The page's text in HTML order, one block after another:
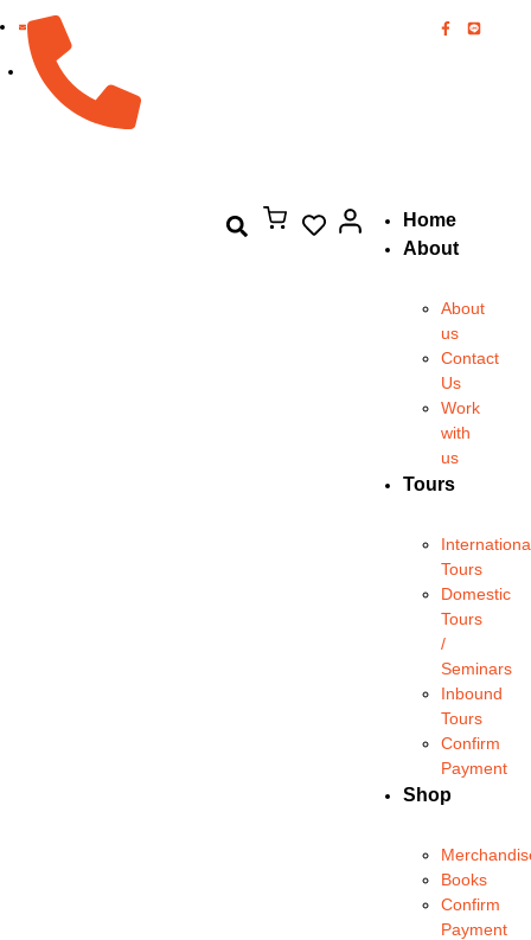
Home
About
About
us
Contact
Us
Work
with
us
Tours
Tours
Domestic
Tours
/
Seminars
Inbound
Tours
Confirm
Payment
Shop
Books
Confirm
Payment